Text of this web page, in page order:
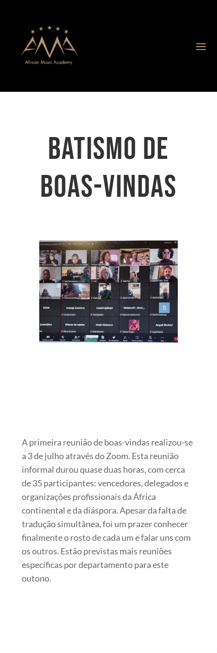
BATISMO DE
BOAS-VINDAS
A primeira reunião de boas-vindas realizou-se
a 3 de julho através do Zoom. Esta reunião
informal durou quase duas horas, com cerca
de 35 participantes: vencedores, delegados e
organizações profissionais da África
continental e da diáspora. Apesar da falta de
tradução simultânea, foi um prazer conhecer
finalmente o rosto de cada um e falar uns com
os outros. Estão previstas mais reuniões
específicas por departamento para este
outono.